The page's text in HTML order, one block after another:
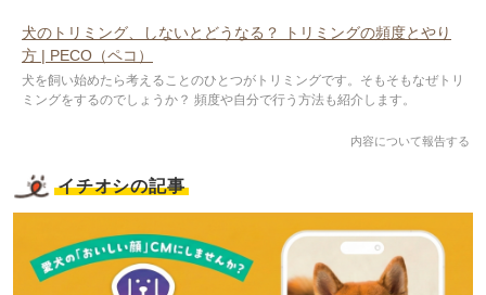
犬のトリミング、しないとどうなる？ トリミングの頻度とやり
方 | PECO（ペコ）
犬を飼い始めたら考えることのひとつがトリミングです。そもそもなぜトリ
ミングをするのでしょうか？ 頻度や自分で行う方法も紹介します。
内容について報告する
イチオシの記事